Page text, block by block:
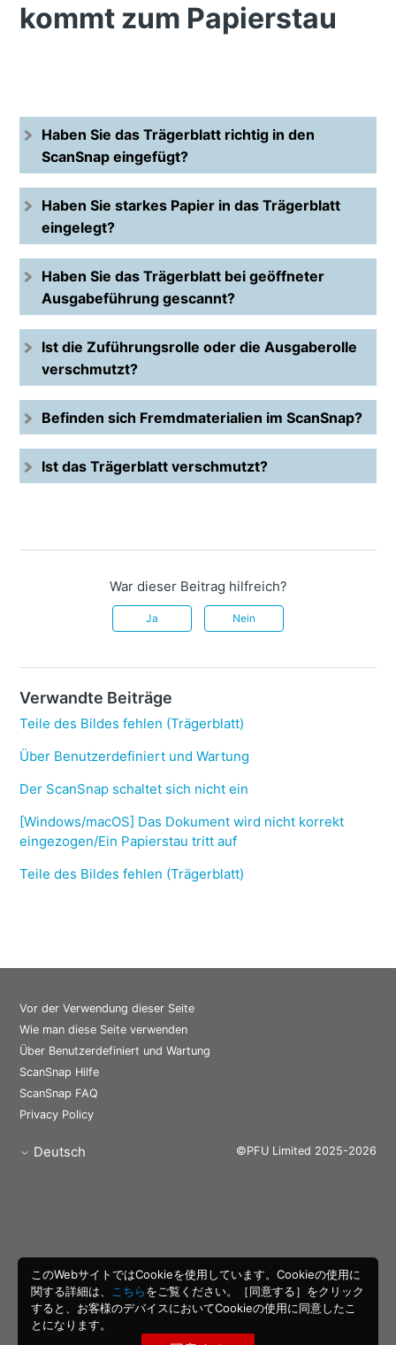
kommt zum Papierstau
Haben Sie das Trägerblatt richtig in den
ScanSnap eingefügt?
Haben Sie starkes Papier in das Trägerblatt
eingelegt?
Haben Sie das Trägerblatt bei geöffneter
Ausgabeführung gescannt?
Ist die Zuführungsrolle oder die Ausgaberolle
verschmutzt?
Befinden sich Fremdmaterialien im ScanSnap?
Ist das Trägerblatt verschmutzt?
War dieser Beitrag hilfreich?
Ja Nein
Verwandte Beiträge
Teile des Bildes fehlen (Trägerblatt)
Über Benutzerdefiniert und Wartung
Der ScanSnap schaltet sich nicht ein
[Windows/macOS] Das Dokument wird nicht korrekt
eingezogen/Ein Papierstau tritt auf
Teile des Bildes fehlen (Trägerblatt)
Vor der Verwendung dieser Seite
Wie man diese Seite verwenden
Über Benutzerdefiniert und Wartung
ScanSnap Hilfe
ScanSnap FAQ
Privacy Policy
Deutsch ©PFU Limited 2025-2026
このWebサイトではCookieを使用しています。Cookieの使用に
関する詳細は、
こちらをご覧ください。［同意する］をクリック
すると、お客様のデバイスにおいてCookieの使用に同意したこ
とになります。